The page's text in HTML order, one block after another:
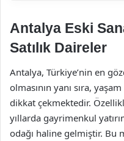
Antalya Eski
Satılık Daireler
Antalya, Türkiye’nin en
olmasının yanı sıra,
dikkat çekmektedir.
yıllarda gayrimenkul
odağı haline gelmiştir. Bu